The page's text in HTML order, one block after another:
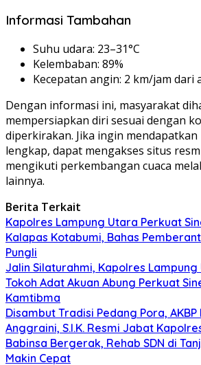
Informasi Tambahan
Suhu udara: 23–31°C
Kelembaban: 89%
Kecepatan angin: 2 km/jam dari
Dengan informasi ini, masyarakat
mempersiapkan diri sesuai dengan
diperkirakan. Jika ingin
lengkap, dapat mengakses situs
mengikuti perkembangan cuaca
lainnya.
Berita Terkait
Kapolres Lampung Utara Perkuat
Kalapas Kotabumi, Bahas
Pungli
Jalin Silaturahmi, Kapolres Lampung
Tokoh Adat Akuan Abung Perkuat
Kamtibma
Disambut Tradisi Pedang Pora,
Anggraini, S.I.K. Resmi Jabat
Babinsa Bergerak, Rehab SDN di
Makin Cepat